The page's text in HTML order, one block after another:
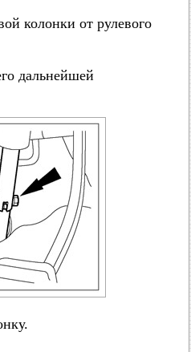
колонки от рулевого
дальнейшей